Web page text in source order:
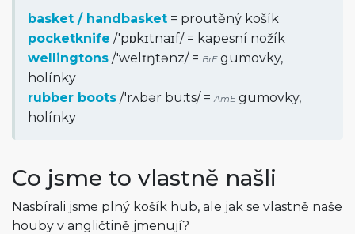
basket / handbasket = proutěný košík
pocketknife /'pɒkɪtnaɪf/= kapesní nožík
wellingtons /'welɪŋtənz/= BrEgumovky,
holínky
rubber boots /'rʌbər bu:ts/=AmEgumovky,
holínky
Co jsme to vlastně našli
Nasbírali jsme plný košík hub, ale jak se vlastně naše
houby v angličtině jmenují?